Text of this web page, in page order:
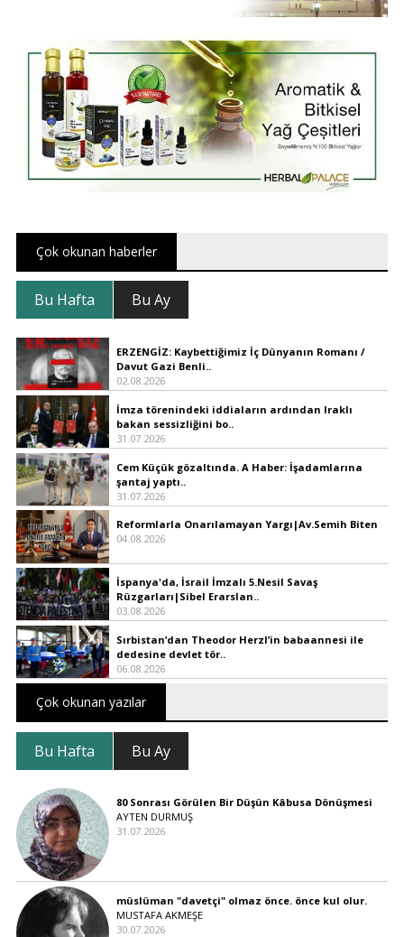
Çok okunan haberler
Bu Hafta Bu Ay
ERZENGİZ: Kaybettiğimiz İç Dünyanın Romanı /
Davut Gazi Benli..
02.08.2026
İmza törenindeki iddiaların ardından Iraklı
bakan sessizliğini bo..
31.07.2026
Cem Küçük gözaltında. A Haber: İşadamlarına
şantaj yaptı..
31.07.2026
Reformlarla Onarılamayan Yargı|Av.Semih Biten
04.08.2026
İspanya'da, İsrail İmzalı 5.Nesil Savaş
Rüzgarları|Sibel Erarslan..
03.08.2026
Sırbistan’dan Theodor Herzl’in babaannesi ile
dedesine devlet tör..
06.08.2026
Çok okunan yazılar
Bu Hafta Bu Ay
80 Sonrası Görülen Bir Düşün Kâbusa Dönüşmesi
AYTEN DURMUŞ
31.07.2026
müslüman "davetçi" olmaz önce. önce kul olur.
MUSTAFA AKMEŞE
30.07.2026